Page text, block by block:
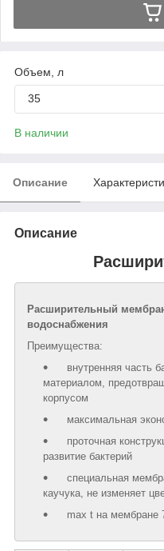
Объем, л
35
В наличии
Описание
Описание
Расширительный
водоснабжения
Преимущества:
внутренняя часть
материалом,
корпусом
максимальная
проточная
развитие бактерий
специальная
каучука, не изменяет
max t на мембране